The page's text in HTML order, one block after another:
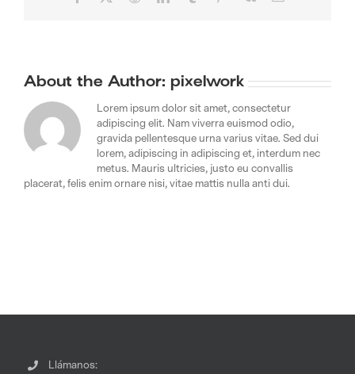
About the Author: pixelwork
Lorem ipsum dolor sit amet, consectetur
adipiscing elit. Nam viverra euismod odio,
gravida pellentesque urna varius vitae. Sed dui
lorem, adipiscing in adipiscing et, interdum nec
metus. Mauris ultricies, justo eu convallis
placerat, felis enim ornare nisi, vitae mattis nulla anti dui.
Llámanos: